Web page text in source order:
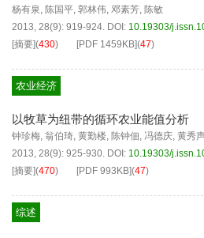
杨有泉, 陈国平, 郭林伟, 邓素芳, 陈敏
2013, 28(9): 919-924. DOI: 10.19303/
[摘要](430) [PDF 1459KB](47)
农业经济
以牧草为纽带的循环农业能值分析
钟珍梅, 翁伯琦, 黄勤楼, 陈钟佃, 冯德庆, 黄秀
2013, 28(9): 925-930. DOI: 10.19303/
[摘要](470) [PDF 993KB](47)
综述